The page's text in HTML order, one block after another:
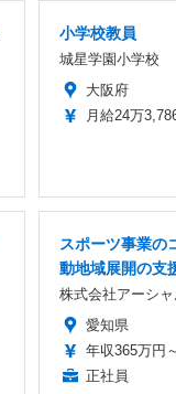
小学校教員
城星学園小学校
大阪府
月給24万
スポーツ事業の
動地域展開の支
株式会社アーシ
愛知県
年収365万円
正社員